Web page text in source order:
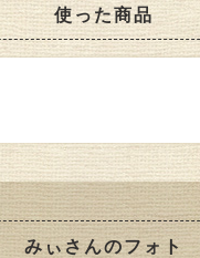
使った商品
みぃさんのフォト